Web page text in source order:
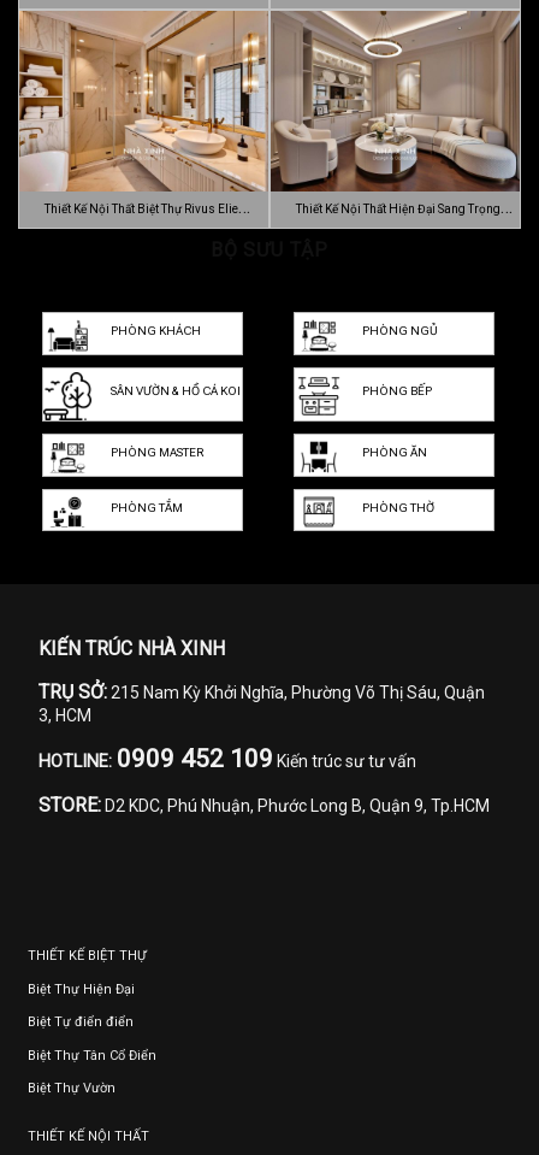
… Luca…
Thiết Kế Nội Thất Biệt Thự Rivus Elie Thiết Kế Nội Thất Hiện Đại Sang Trọng
PHÒNG KHÁCH PHÒNG NGỦ
SÂN VƯỜN & HỒ CÁ KOI PHÒNG BẾP
PHÒNG MASTER PHÒNG ĂN
PHÒNG TẮM PHÒNG THỜ
KIẾN TRÚC NHÀ XINH
TRỤ SỞ: 215 Nam Kỳ Khởi Nghĩa, Phường Võ Thị Sáu, Quận
3, HCM
HOTLINE: 0909 452 109 Kiến trúc sư tư vấn
STORE: D2 KDC, Phú Nhuận, Phước Long B, Quận 9, Tp.HCM
THIẾT KẾ BIỆT THỰ
Biệt Thự Hiện Đại
Biệt Tự điển điển
Biệt Thự Tân Cổ Điển
Biệt Thự Vườn
THIẾT KẾ NỘI THẤT